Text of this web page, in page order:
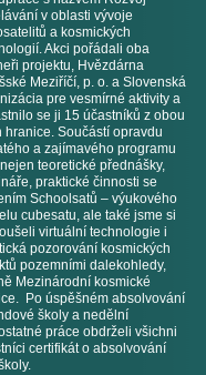
v oblasti vývoje
a kosmických
Akci pořádali oba
projektu, Hvězdárna
Meziříčí, p. o. a Slovenská
pre vesmírné aktivity a
se ji 15 účastníků z obou
hranice. Součástí opravdu
a zajímavého programu
teoretické přednášky,
praktické činnosti se
Schoolsatů – výukového
cubesatu, ale také jsme si
virtuální technologie i
pozorování kosmických
pozemními dalekohledy,
Mezinárodní kosmické
Po úspěšném absolvování
školy a nedělní
práce obdrželi všichni
certifikát o absolvování